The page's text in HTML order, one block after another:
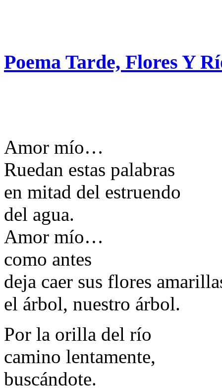
Poema Tarde, Flores Y
Amor mío…
Ruedan estas palabras
en mitad del estruendo
del agua.
Amor mío…
como antes
deja caer sus flores
el árbol, nuestro árbol.
Por la orilla del río
camino lentamente,
buscándote.